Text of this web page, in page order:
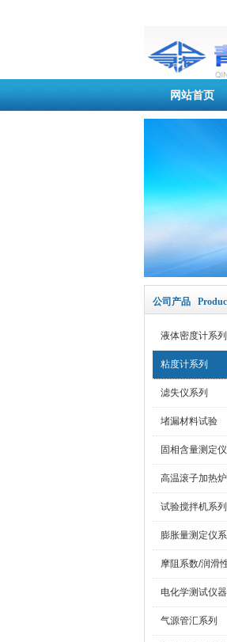
网站首页
公司产品
液体密度计系列
粘度计系列
滤失仪系列
堵漏材料试验
固相含量测定
高温滚子加热
试验搅拌机系列
膨胀量测定仪系
摩阻系数/润滑
电化学测试仪
气源管汇系列